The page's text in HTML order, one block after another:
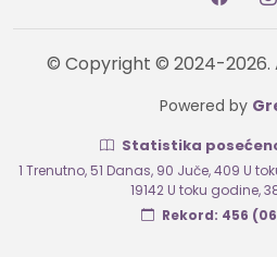
© Copyright © 2024-2026.
Powered by
Statistika
1 Trenutno, 51 Danas, 90 Juče,409 U
19142 U toku godine,
Rekord: 456